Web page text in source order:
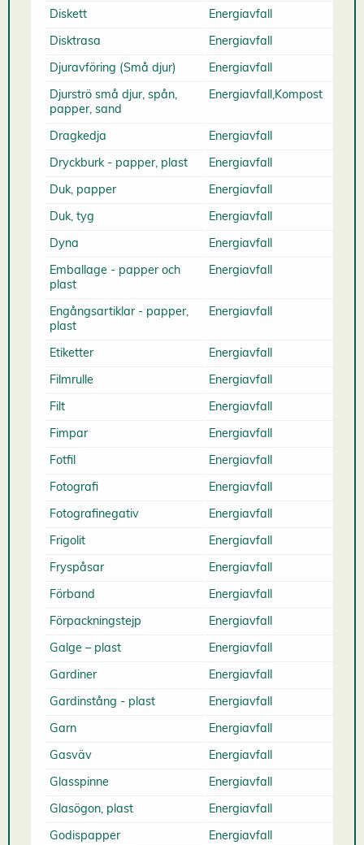
Diskett
Energiavfall
Disktrasa
Energiavfall
Djuravföring (Små djur)
Energiavfall
Djurströ små djur, spån,
papper, sand
Energiavfall,Kompost
Dragkedja
Energiavfall
Dryckburk - papper, plast
Energiavfall
Duk, papper
Energiavfall
Duk, tyg
Energiavfall
Dyna
Energiavfall
Emballage - papper och
plast
Energiavfall
Engångsartiklar - papper,
plast
Energiavfall
Etiketter
Energiavfall
Filmrulle
Energiavfall
Filt
Energiavfall
Fimpar
Energiavfall
Fotfil
Energiavfall
Fotografi
Energiavfall
Fotografinegativ
Energiavfall
Frigolit
Energiavfall
Fryspåsar
Energiavfall
Förband
Energiavfall
Förpackningstejp
Energiavfall
Galge – plast
Energiavfall
Gardiner
Energiavfall
Gardinstång - plast
Energiavfall
Garn
Energiavfall
Gasväv
Energiavfall
Glasspinne
Energiavfall
Glasögon, plast
Energiavfall
Godispapper
Energiavfall